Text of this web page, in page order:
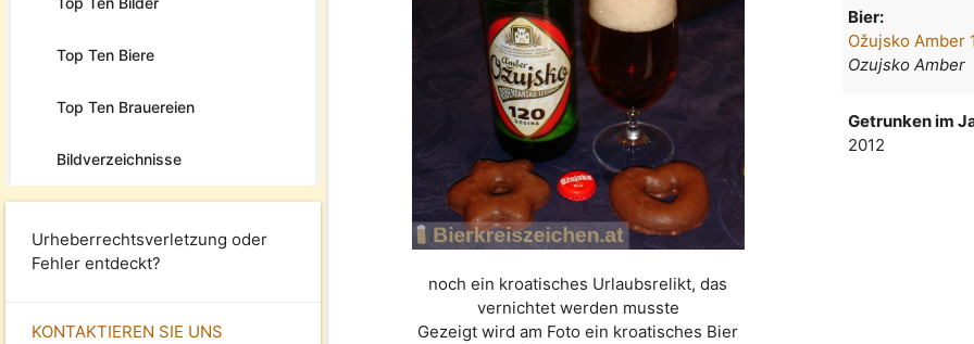
Top Ten Biere
Top Ten Brauereien
Bildverzeichnisse
Urheberrechtsverletzung oder
Fehler entdeckt?
KONTAKTIEREN SIE UNS
noch ein kroatisches Urlaubsrelikt, das
vernichtet werden musste
Gezeigt wird am Foto ein kroatisches Bier
Bier:
Ožujsko Amber
Ozujsko Amber
Getrunken im
2012